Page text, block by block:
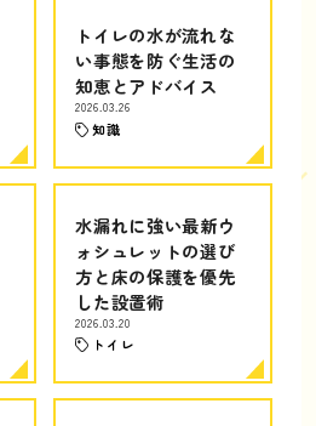
トイレの水が流れな
い事態を防ぐ生活の
知恵とアドバイス
2026.03.26
知識
水漏れに強い最新ウ
ォシュレットの選び
方と床の保護を優先
した設置術
2026.03.20
トイレ